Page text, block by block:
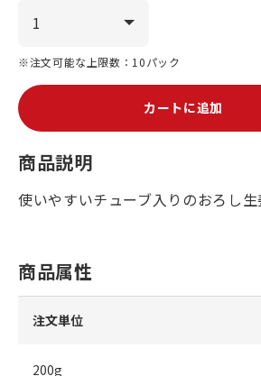
※注文可能な上限数：10パック
カートに追加
商品説明
使いやすいチューブ入りのおろし生
商品属性
注文単位
200g